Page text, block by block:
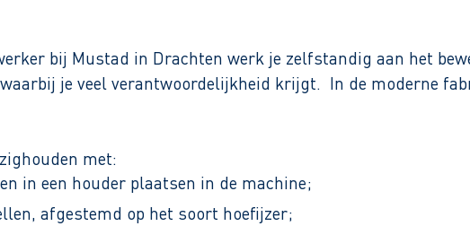
bij Mustad in Drachten werk je zelfstandig aan het
je veel verantwoordelijkheid krijgt. In de moderne
met:
in een houder plaatsen in de machine;
afgestemd op het soort hoefijzer;